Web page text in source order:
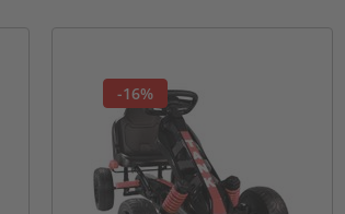
-16%